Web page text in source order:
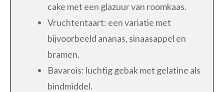
cake met een glazuur van roomkaas.
Vruchtentaart: een variatie met
bijvoorbeeld ananas, sinaasappel en
bramen.
Bavarois: luchtig gebak met gelatine als
bindmiddel.